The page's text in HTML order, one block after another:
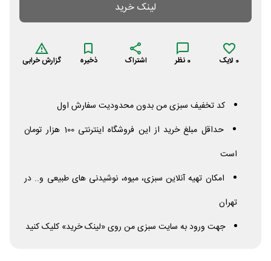
لینک خرید
0 لایک 0 نظر اشتراک ذخیره گزارش خرابی
کد تخفیف سبزی من بدون محدودیت سفارش اول
حداقل مبلغ خرید از این فروشگاه اینترنتی 100 هزار تومان
است
امکان تهیه آنلاین سبزی، میوه، نوشیدنی های طبیعی و.. در
تهران
جهت ورود به سایت سبزی من روی «لینک خرید» کلیک کنید